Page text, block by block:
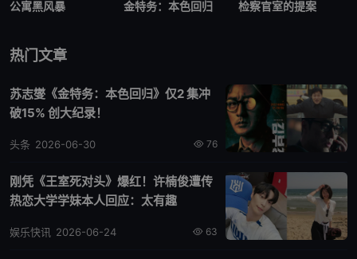
公寓黑风暴 金特务：本色回归 检察官室的提案
热门文章
苏志燮《金特务：本色回归》仅2 集冲
破15% 创大纪录！
76
头条 2026-06-30
刚凭《王室死对头》爆红！许楠俊遭传
热恋大学学妹本人回应：太有趣
63
娱乐快讯 2026-06-24